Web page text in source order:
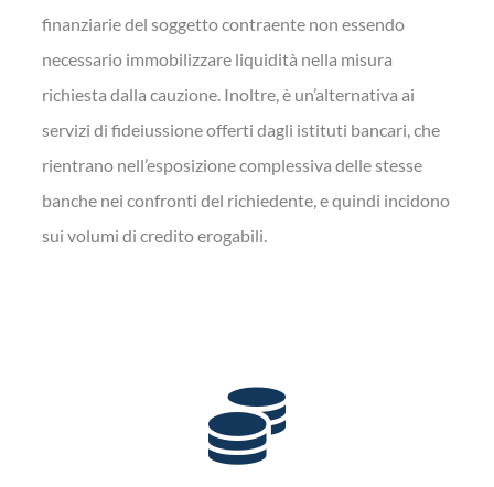
finanziarie del soggetto contraente non essendo
necessario immobilizzare liquidità nella misura
richiesta dalla cauzione. Inoltre, è un’alternativa ai
servizi di fideiussione offerti dagli istituti bancari, che
rientrano nell’esposizione complessiva delle stesse
banche nei confronti del richiedente, e quindi incidono
sui volumi di credito erogabili.